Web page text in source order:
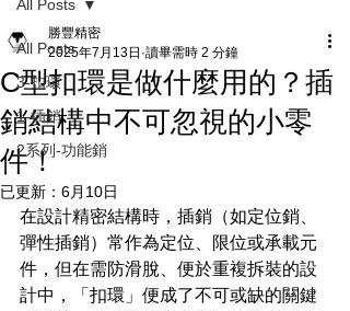
All Posts
3-扣環
1-插銷
2系列-功能銷
All Posts
C型扣環是做什麼用的？插
銷結構中不可忽視的小零
件！
勝豐精密
2025年7月13日 讀畢需時 2 分鐘
已更新： 6月10日
在設計精密結構時，插銷（如定位銷、
彈性插銷）常作為定位、限位或承載元
件，但在需防滑脫、便於重複拆裝的設
計中，「扣環」便成了不可或缺的關鍵